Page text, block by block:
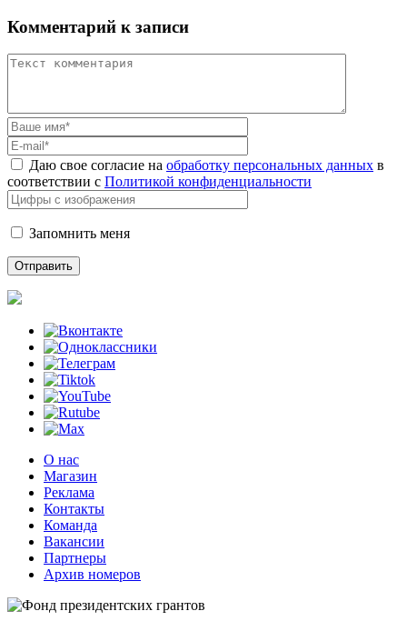
Комментарий к записи
Даю свое согласие на обработку персональных данных в
соответствии с Политикой конфиденциальности
Запомнить меня
О нас
Магазин
Реклама
Контакты
Команда
Вакансии
Партнеры
Архив номеров